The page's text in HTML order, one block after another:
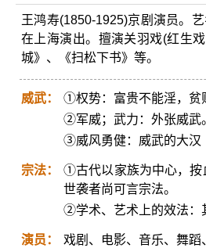
王鸿寿(1850-1925)京剧演员。
在上海演出。擅演关羽戏(红生
城》、《扫松下书》等。
威武：
①权势：富贵不能淫，贫
②军威；武力：外张威武
③威风勇健：威武的大汉
宗法：
①古代以家族为中心，按
世袭者尚可言宗法。
②学术、艺术上的效法：
演员： 戏剧、电影、音乐、舞